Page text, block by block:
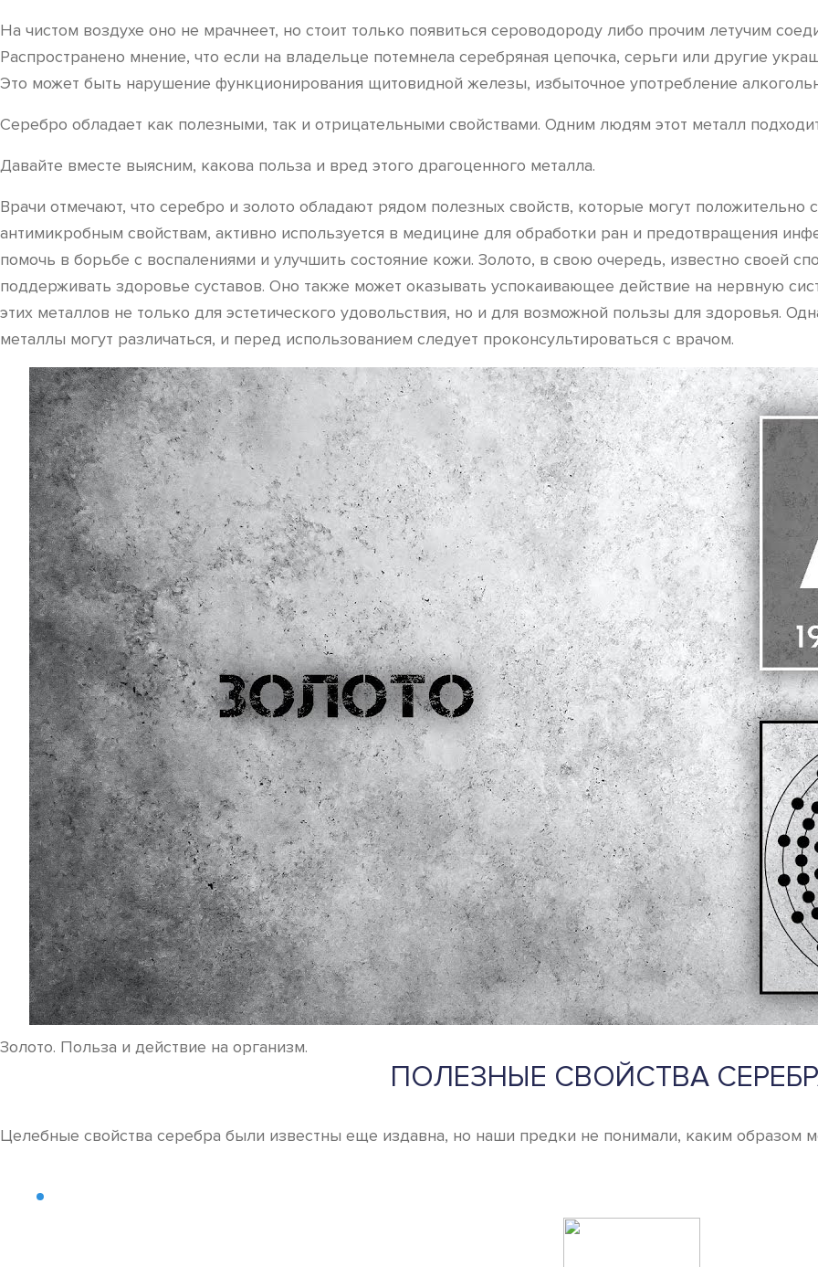
На чистом воздухе оно не мрачнеет, но стоит только появиться сероводороду либо прочим летучим
Распространено мнение, что если на владельце потемнела серебряная цепочка, серьги или другие
Это может быть нарушение функционирования щитовидной железы, избыточное употребление
Серебро обладает как полезными, так и отрицательными свойствами. Одним людям этот металл
Давайте вместе выясним, какова польза и вред этого драгоценного металла.
Врачи отмечают, что серебро и золото обладают рядом полезных свойств, которые могут положительно
антимикробным свойствам, активно используется в медицине для обработки ран и предотвращения
помочь в борьбе с воспалениями и улучшить состояние кожи. Золото, в свою очередь, известно своей
поддерживать здоровье суставов. Оно также может оказывать успокаивающее действие на нервную
этих металлов не только для эстетического удовольствия, но и для возможной пользы для здоровья.
металлы могут различаться, и перед использованием следует проконсультироваться с врачом.
Золото. Польза и действие на организм.
ПОЛЕЗНЫЕ СВОЙСТВА
Целебные свойства серебра были известны еще издавна, но наши предки не понимали, каким образом